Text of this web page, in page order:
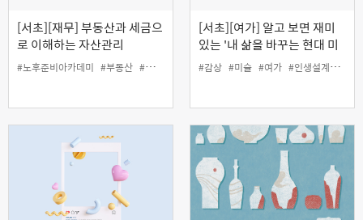
[서초][재무] 부동산과 세금으
로 이해하는 자산관리
#노후준비아카데미 #부동산 #세금 #인생설계 #재무
[서초][여가] 알고 보면 재미
있는 '내 삶을 바꾸는 현대 미
술 감상법'
#감상 #미술 #여가 #인생설계 #현대